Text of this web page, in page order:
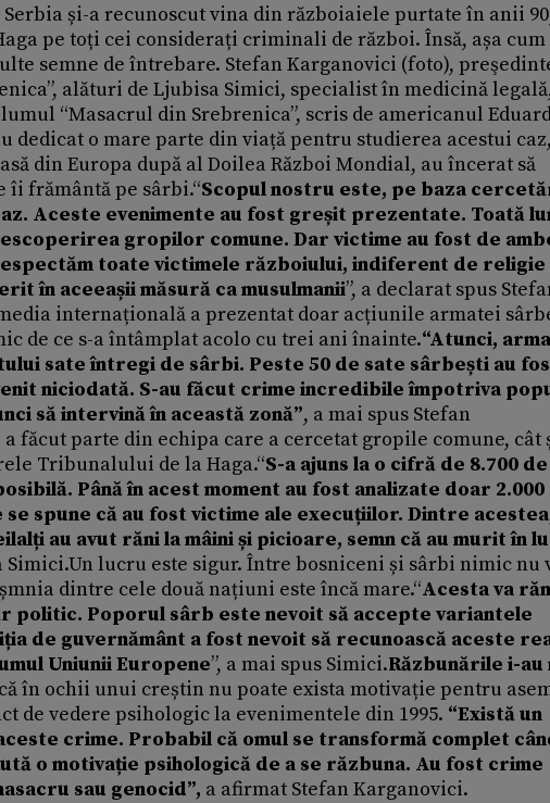
și-a recunoscut vina din războiaiele purtate în anii
pe toți cei considerați criminali de război. Însă, așa cum
semne de întrebare. Stefan Karganovici (foto),
alături de Ljubisa Simici, specialist în medicină
“Masacrul din Srebrenica”, scris de americanul
dedicat o mare parte din viață pentru studierea acestui
din Europa după al Doilea Război Mondial, au încerat să
frământă pe sârbi.“Scopul nostru este, pe baza
Aceste evenimente au fost greșit prezentate. Toată
gropilor comune. Dar victime au fost de
toate victimele războiului, indiferent de religie
în aceeașii măsură ca musulmanii”, a declarat spus
internațională a prezentat doar acțiunile armatei
de ce s-a întâmplat acolo cu trei ani înainte.“Atunci,
sate întregi de sârbi. Peste 50 de sate sârbești au
niciodată. S-au făcut crime incredibile împotriva
să intervină în această zonă”, a mai spus Stefan
făcut parte din echipa care a cercetat gropile comune, cât
Tribunalului de la Haga.“S-a ajuns la o cifră de 8.700 de
Până în acest moment au fost analizate doar 2.000
spune că au fost victime ale execuțiilor. Dintre
au avut răni la mâini și picioare, semn că au murit în
Simici.Un lucru este sigur. Între bosniceni și sârbi nimic nu
dintre cele două națiuni este încă mare.“Acesta va
politic. Poporul sârb este nevoit să accepte variantele
de guvernământ a fost nevoit să recunoască aceste
Uniunii Europene”, a mai spus Simici.Răzbunările i-au
în ochii unui creștin nu poate exista motivație pentru
de vedere psihologic la evenimentele din 1995. “Există un
crime. Probabil că omul se transformă complet
o motivație psihologică de a se răzbuna. Au fost crime
sau genocid”, a afirmat Stefan Karganovici.